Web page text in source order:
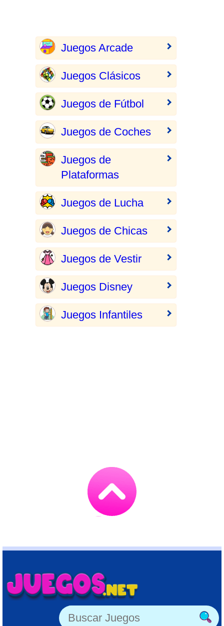
Juegos Arcade
Juegos Clásicos
Juegos de Fútbol
Juegos de Coches
Juegos de
Plataformas
Juegos de Lucha
Juegos de Chicas
Juegos de Vestir
Juegos Disney
Juegos Infantiles